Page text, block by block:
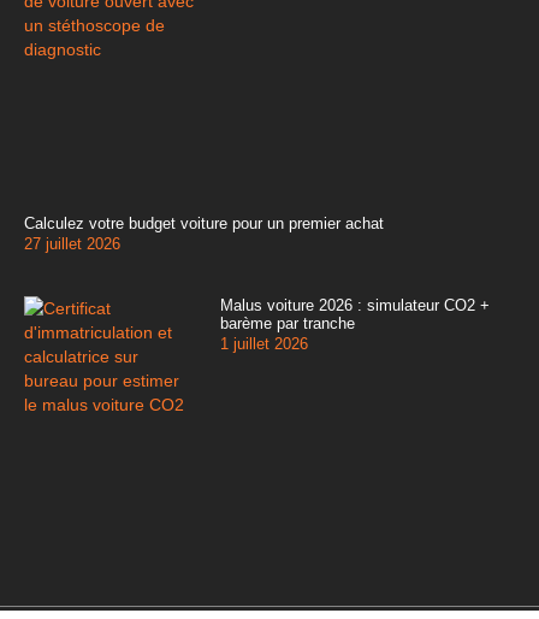
Calculez votre budget voiture pour un premier achat
27 juillet 2026
Malus voiture 2026 : simulateur CO2 +
barème par tranche
1 juillet 2026